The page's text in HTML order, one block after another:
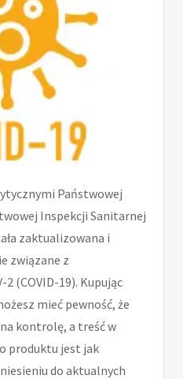
Państwowej
Inspekcji Sanitarnej
zaktualizowana i
związane z
2 (COVID-19). Kupując
mieć pewność, że
kontrolę, a treść w
produktu jest jak
do aktualnych